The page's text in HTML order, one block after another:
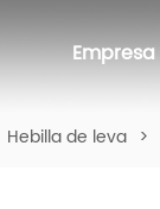
Empresa
Hebilla de leva >